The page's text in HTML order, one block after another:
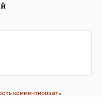
комментировать